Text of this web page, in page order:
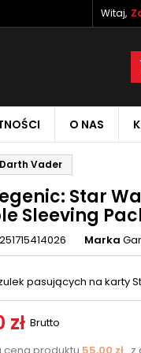
Witaj,
O NAS
Vader
Star
Sleeving
Marka
pasujących na karty
zł Brutto